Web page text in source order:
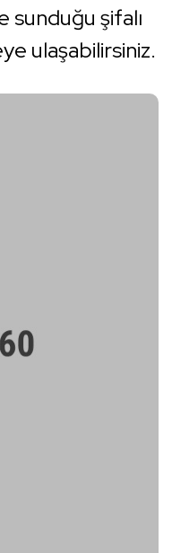
sunduğu şifalı
ulaşabilirsiniz.